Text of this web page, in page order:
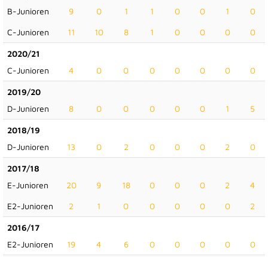
B-Junioren
9 0 1 1 0 0 1 0
C-Junioren 11 10 8 1 0 0 0 0
2020/21
C-Junioren
4 0 0 0 0 0 0 0
2019/20
D-Junioren
8 0 0 0 0 0 1 5
2018/19
D-Junioren
13 0 2 0 0 0 2 0
2017/18
E-Junioren
20 9 18 0 0 0 2 4
E2-Junioren 2 1 0 0 0 0 0 2
2016/17
E2-Junioren
19 4 6 0 0 0 0 0